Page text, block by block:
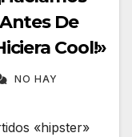
De
Cool!»
NO HAY
«hipster»